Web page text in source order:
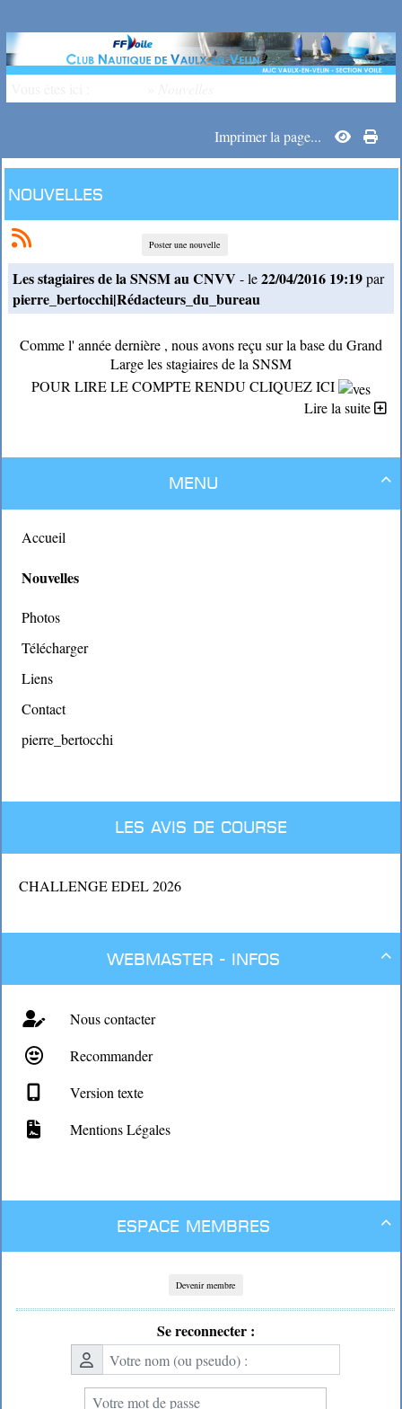
Imprimer la page...

Menu
Accueil
Nouvelles
Photos
Télécharger
Liens
Contact
pierre_bertocchi
Les avis de course
CHALLENGE EDEL 2026

Webmaster - Infos
Nous contacter
Recommander
Version texte
Mentions Légales

Espace membres
Devenir membre
Se reconnecter :
Nouvelles
Poster une nouvelle
Les stagiaires de la SNSM au CNVV- le22/04/2016 19:19par
pierre_bertocchi|Rédacteurs_du_bureau
Comme l' année dernière , nous avons reçu sur la base du Grand
Large les stagiaires de la SNSM
POUR LIRE LE COMPTE RENDU CLIQUEZ ICI
Lire la suite